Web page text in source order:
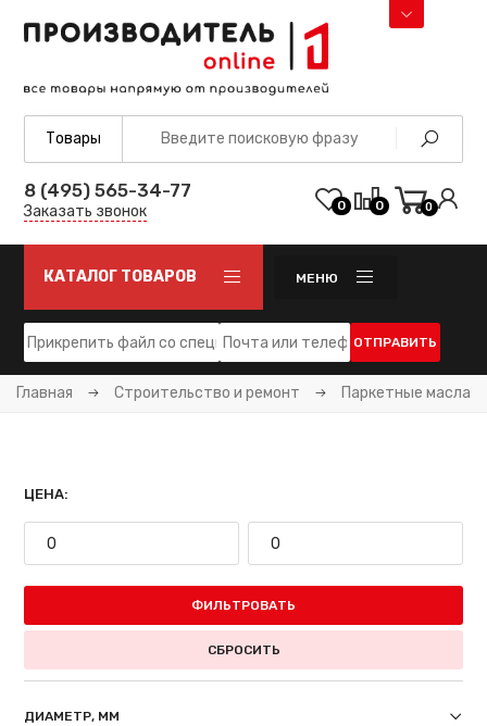
8 (495) 565-34-77
Заказать звонок 0 0 0
КАТАЛОГ ТОВАРОВ МЕНЮ
ОТПРАВИТЬ
Главная Строительство и ремонт Паркетные масла
ЦЕНА:
ФИЛЬТРОВАТЬ
СБРОСИТЬ
ДИАМЕТР, ММ